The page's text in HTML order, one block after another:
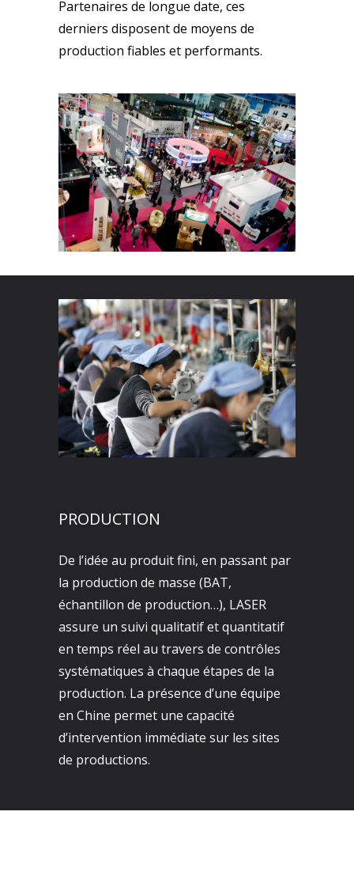
Partenaires de longue date, ces
derniers disposent de moyens de
production fiables et performants.
PRODUCTION
De l’idée au produit fini, en passant par
la production de masse (BAT,
échantillon de production…), LASER
assure un suivi qualitatif et quantitatif
en temps réel au travers de contrôles
systématiques à chaque étapes de la
production. La présence d’une équipe
en Chine permet une capacité
d’intervention immédiate sur les sites
de productions.